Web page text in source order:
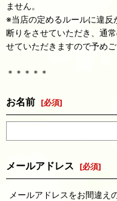
ません。
※当店の定めるルールに違反
断りをさせていただき、通
せていただきますので予めご
＊＊＊＊＊
お名前 [必須]
メールアドレス [必須]
メールアドレスをお間違え